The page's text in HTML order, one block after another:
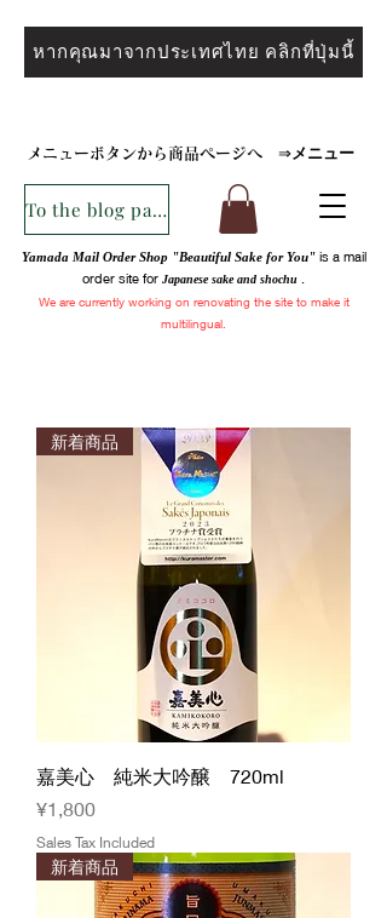
หากคุณมาจากประเทศไทย คลิกที่ปุ่มนี้
メニューボタンから商品ページへ ⇒ メニュー
To the blog page
Yamada Mail Order Shop "Beautiful Sake for You"is a mail
order site for Japanese sake and shochu
We are currentlyworking on renovating the site to make it
multilingual.
新着商品
嘉美心 純米大吟醸 720ml
Price
¥1,800
Sales Tax Included
新着商品